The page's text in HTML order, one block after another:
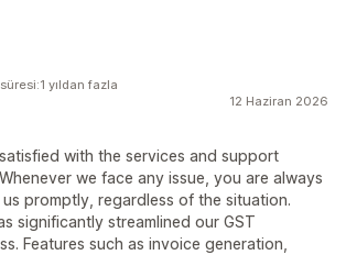
12 Haziran 2026
with the services and support
we face any issue, you are always
promptly, regardless of the situation.
significantly streamlined our GST
Features such as invoice generation,
yıldan fazla